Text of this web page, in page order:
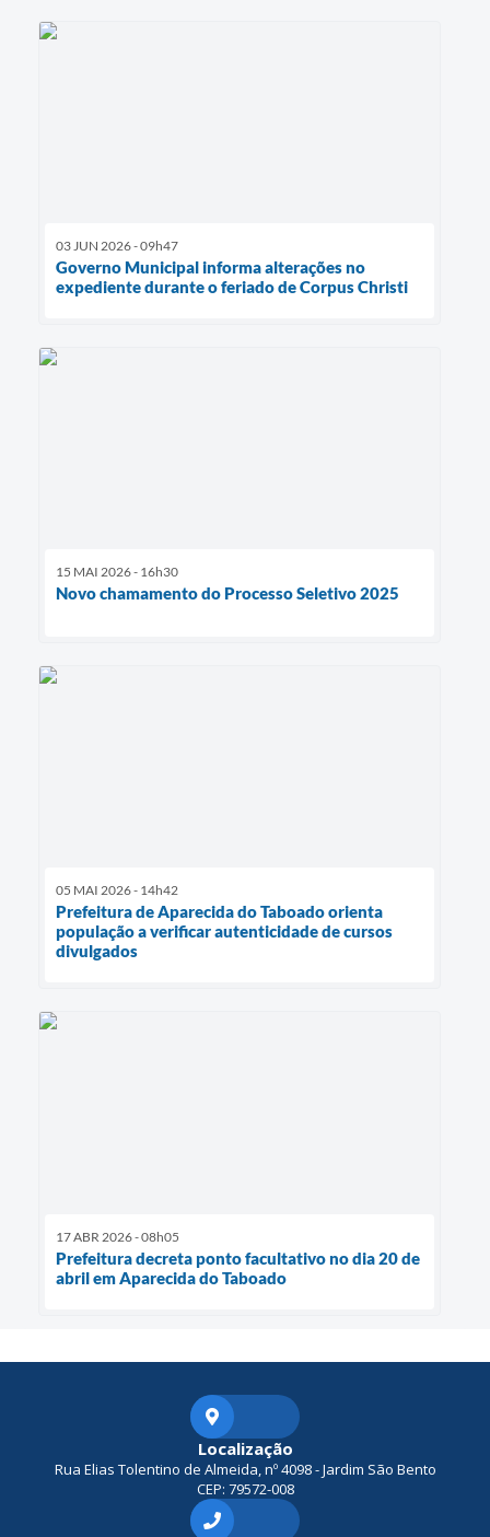
03 JUN 2026 - 09h47
Governo Municipal informa alterações no
expediente durante o feriado de Corpus Christi
15 MAI 2026 - 16h30
Novo chamamento do Processo Seletivo 2025
05 MAI 2026 - 14h42
Prefeitura de Aparecida do Taboado orienta
população a verificar autenticidade de cursos
divulgados
17 ABR 2026 - 08h05
Prefeitura decreta ponto facultativo no dia 20 de
abril em Aparecida do Taboado
Localização
Rua Elias Tolentino de Almeida, nº 4098 - Jardim São Bento
CEP: 79572-008